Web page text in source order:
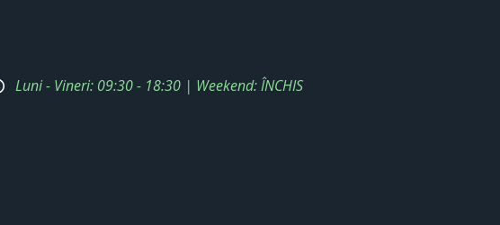
Luni - Vineri: 09:30 - 18:30 | Weekend: ÎNCHIS